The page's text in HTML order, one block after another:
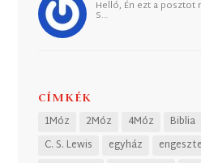
Helló, Én ezt a posztot
S…
CÍMKÉK
1Móz 2Móz 4Móz Biblia
C. S. Lewis
egyház